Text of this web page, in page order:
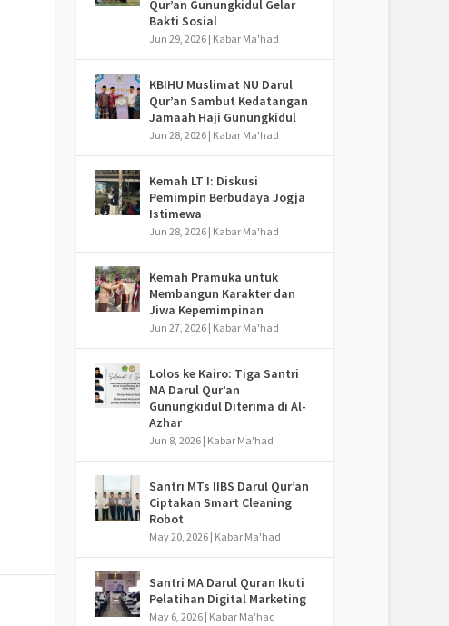
Qur’an Gunungkidul Gelar
Bakti Sosial
Jun 29, 2026 | Kabar Ma'had
KBIHU Muslimat NU Darul
Qur’an Sambut Kedatangan
Jamaah Haji Gunungkidul
Jun 28, 2026 | Kabar Ma'had
Kemah LT I: Diskusi
Pemimpin Berbudaya Jogja
Istimewa
Jun 28, 2026 | Kabar Ma'had
Kemah Pramuka untuk
Membangun Karakter dan
Jiwa Kepemimpinan
Jun 27, 2026 | Kabar Ma'had
Lolos ke Kairo: Tiga Santri
MA Darul Qur’an
Gunungkidul Diterima di Al-
Azhar
Jun 8, 2026 | Kabar Ma'had
Santri MTs IIBS Darul Qur’an
Ciptakan Smart Cleaning
Robot
May 20, 2026 | Kabar Ma'had
Santri MA Darul Quran Ikuti
Pelatihan Digital Marketing
May 6, 2026 | Kabar Ma'had